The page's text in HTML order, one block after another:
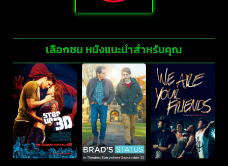
เลือกชม หนังแนะนำสำหรับคุณ